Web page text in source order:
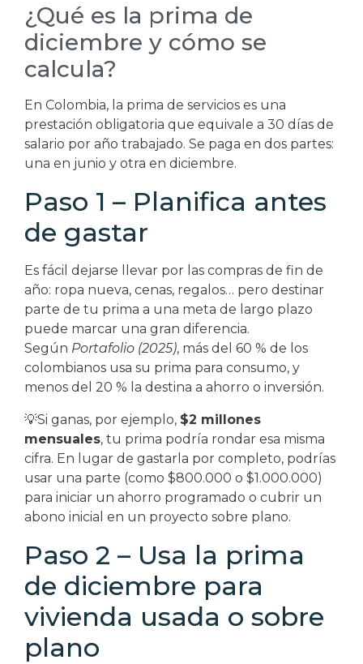
¿Qué es la prima de
diciembre y cómo se
calcula?
En Colombia, la prima de servicios es una
prestación obligatoria que equivale a 30 días de
salario por año trabajado. Se paga en dos partes:
una en junio y otra en diciembre.
Paso 1 – Planifica antes
de gastar
Es fácil dejarse llevar por las compras de fin de
año: ropa nueva, cenas, regalos… pero destinar
parte de tu prima a una meta de largo plazo
puede marcar una gran diferencia.
Según Portafolio (2025), más del 60 % de los
colombianos usa su prima para consumo, y
menos del 20 % la destina a ahorro o inversión.
💡Si ganas, por ejemplo, $2 millones
mensuales, tu prima podría rondar esa misma
cifra. En lugar de gastarla por completo, podrías
usar una parte (como $800.000 o $1.000.000)
para iniciar un ahorro programado o cubrir un
abono inicial en un proyecto sobre plano.
Paso 2 – Usa la prima
de diciembre para
vivienda usada o sobre
plano